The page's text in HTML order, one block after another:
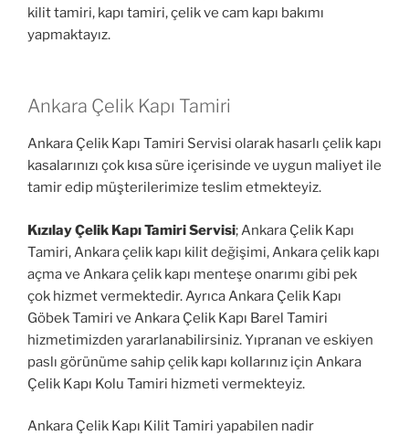
kilit tamiri, kapı tamiri, çelik ve cam kapı bakımı
yapmaktayız.
Ankara Çelik Kapı Tamiri
Ankara Çelik Kapı Tamiri Servisi olarak hasarlı çelik kapı
kasalarınızı çok kısa süre içerisinde ve uygun maliyet ile
tamir edip müşterilerimize teslim etmekteyiz.
Kızılay Çelik Kapı Tamiri Servisi; Ankara Çelik Kapı
Tamiri, Ankara çelik kapı kilit değişimi, Ankara çelik kapı
açma ve Ankara çelik kapı menteşe onarımı gibi pek
çok hizmet vermektedir. Ayrıca Ankara Çelik Kapı
Göbek Tamiri ve Ankara Çelik Kapı Barel Tamiri
hizmetimizden yararlanabilirsiniz. Yıpranan ve eskiyen
paslı görünüme sahip çelik kapı kollarınız için Ankara
Çelik Kapı Kolu Tamiri hizmeti vermekteyiz.
Ankara Çelik Kapı Kilit Tamiri yapabilen nadir